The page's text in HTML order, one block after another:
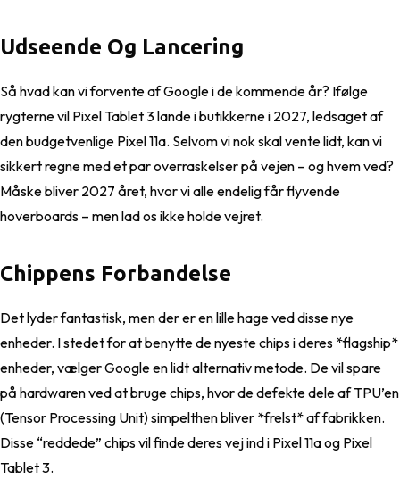
Udseende Og Lancering
Så hvad kan vi forvente af Google i de kommende år? Ifølge
rygterne vil Pixel Tablet 3 lande i butikkerne i 2027, ledsaget af
den budgetvenlige Pixel 11a. Selvom vi nok skal vente lidt, kan vi
sikkert regne med et par overraskelser på vejen – og hvem ved?
Måske bliver 2027 året, hvor vi alle endelig får flyvende
hoverboards – men lad os ikke holde vejret.
Chippens Forbandelse
Det lyder fantastisk, men der er en lille hage ved disse nye
enheder. I stedet for at benytte de nyeste chips i deres *flagship*
enheder, vælger Google en lidt alternativ metode. De vil spare
på hardwaren ved at bruge chips, hvor de defekte dele af TPU’en
(Tensor Processing Unit) simpelthen bliver *frelst* af fabrikken.
Disse “reddede” chips vil finde deres vej ind i Pixel 11a og Pixel
Tablet 3.